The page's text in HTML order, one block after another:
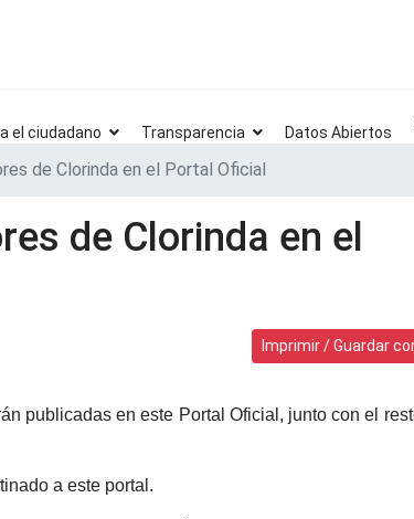
el ciudadano Transparencia Datos Abiertos
de Clorinda en el Portal Oficial
de Clorinda en el
Imprimir / Guardar
publicadas en este Portal Oficial, junto con el
a este portal.